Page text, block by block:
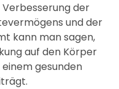
der
und der
kann man sagen,
auf den Körper
gesunden